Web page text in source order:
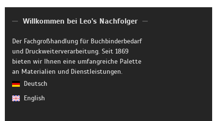
Willkommen bei Leo's Nachfolger
Der Fachgroßhandlung für Buchbinderbedarf
und Druckweiterverarbeitung. Seit 1869
bieten wir Ihnen eine umfangreiche Palette
an Materialien und Dienstleistungen.
Deutsch
English